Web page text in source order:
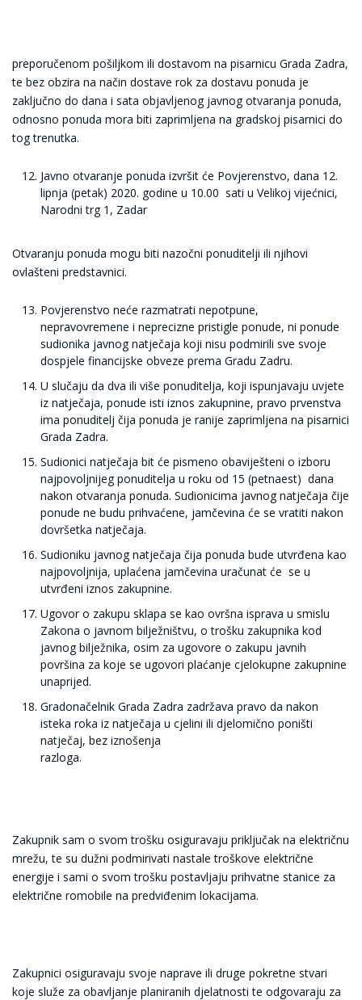
preporučenom pošiljkom ili dostavom na pisarnicu Grada Zadra,
te bez obzira na način dostave rok za dostavu ponuda je
zaključno do dana i sata objavljenog javnog otvaranja ponuda,
odnosno ponuda mora biti zaprimljena na gradskoj pisarnici do
tog trenutka.
Javno otvaranje ponuda izvršit će Povjerenstvo, dana 12.
lipnja (petak) 2020. godine u 10.00 sati u Velikoj vijećnici,
Narodni trg 1, Zadar
Otvaranju ponuda mogu biti nazočni ponuditelji ili njihovi
ovlašteni predstavnici.
Povjerenstvo neće razmatrati nepotpune,
nepravovremene i neprecizne pristigle ponude, ni ponude
sudionika javnog natječaja koji nisu podmirili sve svoje
dospjele financijske obveze prema Gradu Zadru.
U slučaju da dva ili više ponuditelja, koji ispunjavaju uvjete
iz natječaja, ponude isti iznos zakupnine, pravo prvenstva
ima ponuditelj čija ponuda je ranije zaprimljena na pisarnici
Grada Zadra.
Sudionici natječaja bit će pismeno obaviješteni o izboru
najpovoljnijeg ponuditelja u roku od 15 (petnaest) dana
nakon otvaranja ponuda. Sudionicima javnog natječaja čije
ponude ne budu prihvaćene, jamčevina će se vratiti nakon
dovršetka natječaja.
Sudioniku javnog natječaja čija ponuda bude utvrđena kao
najpovoljnija, uplaćena jamčevina uračunat će se u
utvrđeni iznos zakupnine.
Ugovor o zakupu sklapa se kao ovršna isprava u smislu
Zakona o javnom bilježništvu, o trošku zakupnika kod
javnog bilježnika, osim za ugovore o zakupu javnih
površina za koje se ugovori plaćanje cjelokupne zakupnine
unaprijed.
Gradonačelnik Grada Zadra zadržava pravo da nakon
isteka roka iz natječaja u cjelini ili djelomično poništi
natječaj, bez iznošenja
razloga.
Zakupnik sam o svom trošku osiguravaju priključak na električnu
mrežu, te su dužni podmirivati nastale troškove električne
energije i sami o svom trošku postavljaju prihvatne stanice za
električne romobile na predviđenim lokacijama.
Zakupnici osiguravaju svoje naprave ili druge pokretne stvari
koje služe za obavljanje planiranih djelatnosti te odgovaraju za